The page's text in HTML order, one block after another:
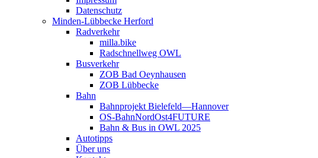
Datenschutz
Minden-Lübbecke Herford
Radverkehr
milla.bike
Radschnellweg OWL
Busverkehr
ZOB Bad Oeynhausen
ZOB Lübbecke
Bahn
Bahnprojekt Bielefeld—Hannover
OS-BahnNordOst4FUTURE
Bahn & Bus in OWL 2025
Autotipps
Über uns